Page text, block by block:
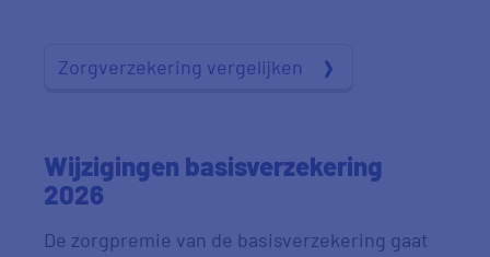
Zorgverzekering vergelijken
Wijzigingen basisverzekering
2026
De zorgpremie van de basisverzekering gaat